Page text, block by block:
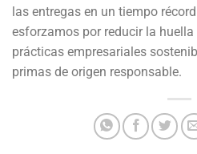
las entregas en un tiempo
esforzamos por reducir la
prácticas empresariales
primas de origen responsable.